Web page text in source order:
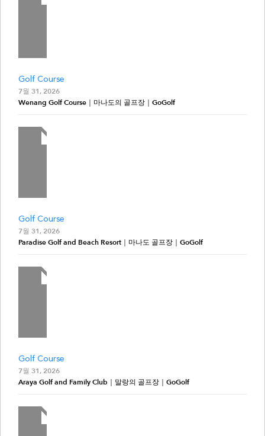
Golf Course
7월 31, 2026
Wenang Golf Course｜마나도의 골프장｜GoGolf
Golf Course
7월 31, 2026
Paradise Golf and Beach Resort｜마나도 골프장｜GoGolf
Golf Course
7월 31, 2026
Araya Golf and Family Club｜말랑의 골프장｜GoGolf